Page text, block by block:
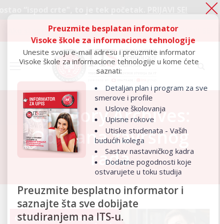
Ako si ostao “ispod crte", to je tek početak.PRIJAVI SE!
Category Archives:
Odbrana završnog
rada
Preuzmite besplatan informator
Visoke škole za informacione tehnologije
Unesite svoju e-mail adresu i preuzmite informator
Visoke škole za informacione tehnologije u kome ćete
saznati:
Detaljan plan i program za sve
smerove i profile
Uslove školovanja
Upisne rokove
Utiske studenata - Vaših
budućih kolega
Sastav nastavničkog kadra
Dodatne pogodnosti koje
ostvarujete u toku studija
Preuzmite besplatno informator i
saznajte šta sve dobijate
studiranjem na ITS-u.